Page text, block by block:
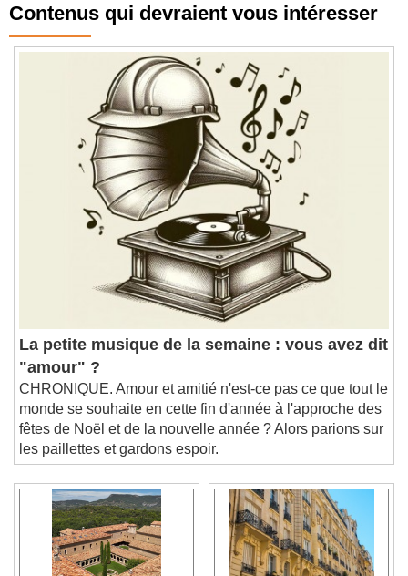
Contenus qui devraient vous intéresser
La petite musique de la semaine : vous avez dit
"amour" ?
CHRONIQUE. Amour et amitié n'est-ce pas ce que tout le
monde se souhaite en cette fin d'année à l'approche des
fêtes de Noël et de la nouvelle année ? Alors parions sur
les paillettes et gardons espoir.